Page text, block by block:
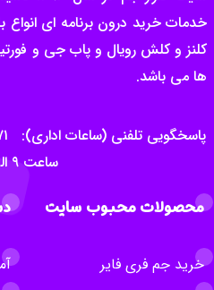
خدمات خرید درون برنامه ای
کلنز و کلش رویال و پاب جی و
ها می باشد.
ساعت ۹ الی ۲۴
محصولات محبوب سایت
خرید جم فری فایر